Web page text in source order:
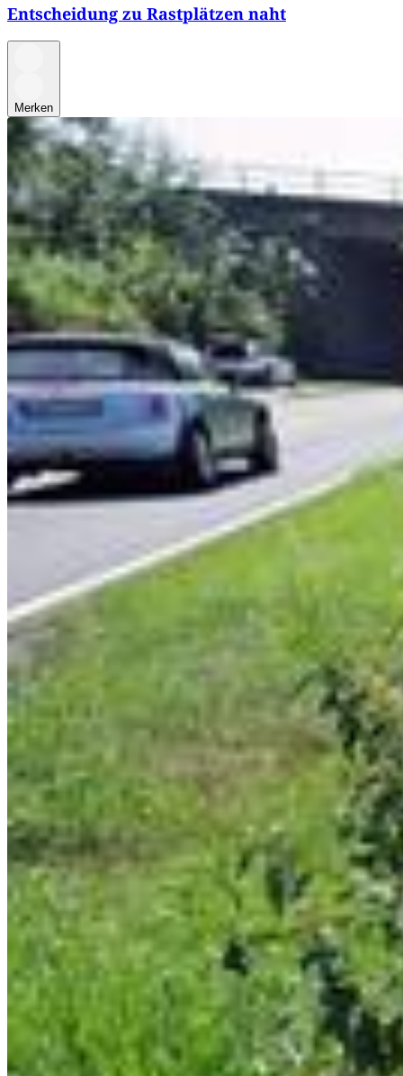
Entscheidung zu Rastplätzen naht
Merken